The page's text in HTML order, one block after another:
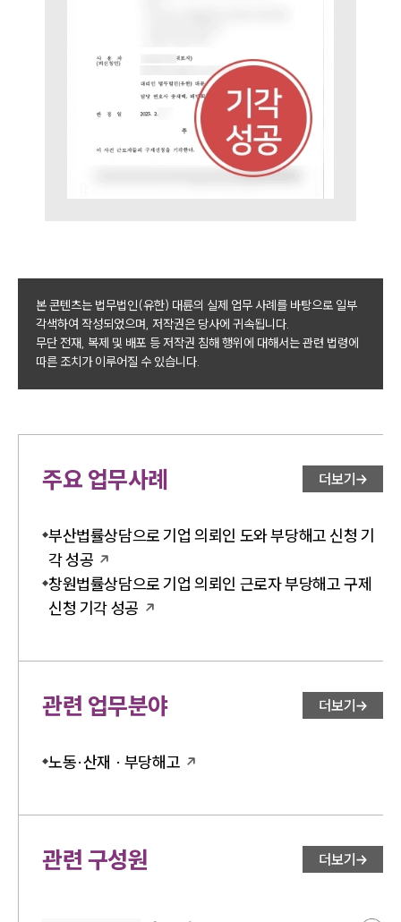
본 콘텐츠는 법무법인(유한) 대륜의 실제 업무 사례를 바탕으로 일부
각색하여 작성되었으며, 저작권은 당사에 귀속됩니다.
무단 전재, 복제 및 배포 등 저작권 침해 행위에 대해서는 관련 법령에
따른 조치가 이루어질 수 있습니다.
주요 업무사례 더보기
부산법률상담으로 기업 의뢰인 도와 부당해고 신청 기
각 성공
창원법률상담으로 기업 의뢰인 근로자 부당해고 구제
신청 기각 성공
관련 업무분야 더보기
노동·산재 · 부당해고
관련 구성원 더보기